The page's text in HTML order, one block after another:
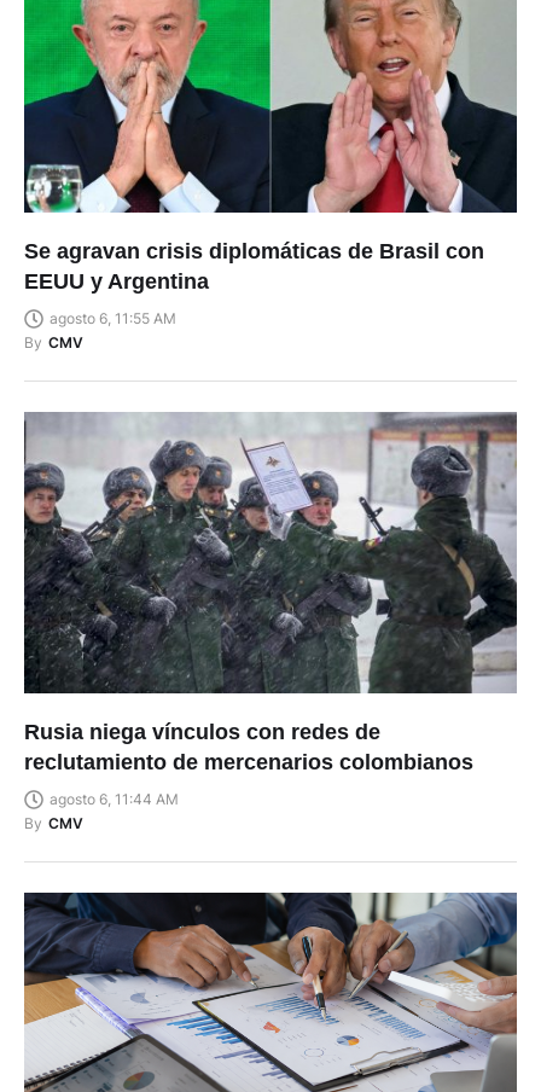
Se agravan crisis diplomáticas de Brasil con
EEUU y Argentina
agosto 6, 11:55 AM
By
Rusia niega vínculos con redes de
reclutamiento de mercenarios colombianos
agosto 6, 11:44 AM
By